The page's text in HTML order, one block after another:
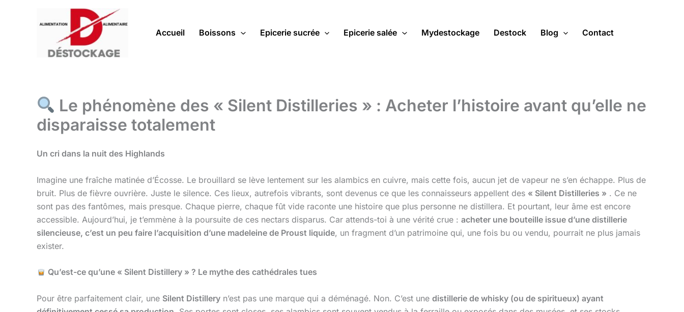
Accueil Boissons Epicerie sucrée Epicerie salée Mydestockage Destock Blog Contact
Le phénomène des « Silent Distilleries » : Acheter l’histoire avant qu’elle ne
disparaisse totalement
Un cri dans la nuit des Highlands
Imagine une fraîche matinée d’Écosse. Le brouillard se lève lentement sur les alambics en cuivre, mais cette fois, aucun jet de vapeur ne s’en échappe. Plus de
bruit. Plus de fièvre ouvrière. Juste le silence. Ces lieux, autrefois vibrants, sont devenus ce que les connaisseurs appellent des « Silent Distilleries » . Ce ne
sont pas des fantômes, mais presque. Chaque pierre, chaque fût vide raconte une histoire que plus personne ne distillera. Et pourtant, leur âme est encore
accessible. Aujourd’hui, je t’emmène à la poursuite de ces nectars disparus. Car attends-toi à une vérité crue : acheter une bouteille issue d’une distillerie
silencieuse, c’est un peu faire l’acquisition d’une madeleine de Proust liquide, un fragment d’un patrimoine qui, une fois bu ou vendu, pourrait ne plus jamais
exister.
Qu’est-ce qu’une « Silent Distillery » ? Le mythe des cathédrales tues
Pour être parfaitement clair, une Silent Distillery n’est pas une marque qui a déménagé. Non. C’est une distillerie de whisky (ou de spiritueux) ayant